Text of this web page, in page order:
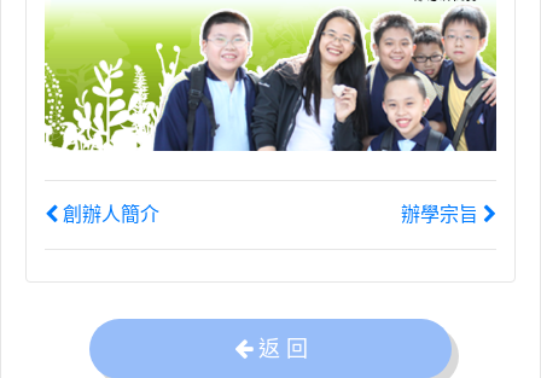
創辦人簡介 辦學宗旨
返 回